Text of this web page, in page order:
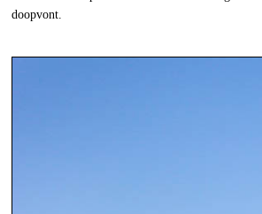
doopvont.